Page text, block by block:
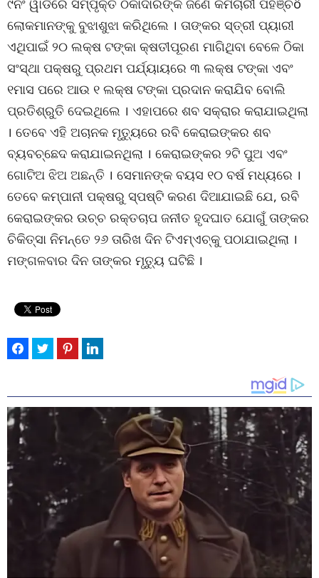
୯ନଂ ୱାର୍ଡରେ ସମ୍ପୃକ୍ତ ଠିକାଦାରଙ୍କ ଜଣେ କର୍ମଚାରୀ ପହଞ୍ଚô
ଲୋକମାନଙ୍କୁ ବୁଝାଶୁଝା କରିଥିଲେ । ତାଙ୍କର ସ୍ତ୍ରୀ ପ୍ୟାରୀ
ଏଥିପାଇଁ ୨୦ ଲକ୍ଷ ଟଙ୍କା କ୍ଷତୀପୂରଣ ମାଗିଥିବା ବେଳେ ଠିକା
ସଂସ୍ଥା ପକ୍ଷରୁ ପ୍ରଥମ ପର୍ଯ୍ୟାୟରେ ୩ ଲକ୍ଷ ଟଙ୍କା ଏବଂ
୧ମାସ ପରେ ଆଉ ୧ ଲକ୍ଷ ଟଙ୍କା ପ୍ରଦାନ କରାଯିବ ବୋଲି
ପ୍ରତିଶ୍ରୁତି ଦେଇଥିଲେ । ଏହାପରେ ଶବ ସକ୍ରାର କରାଯାଇଥିଲା
। ତେବେ ଏହି ଅଚାନକ ମୃତୁ୍ୟରେ ରବି କେରାଇଙ୍କର ଶବ
ବ୍ୟବଚ୍ଛେଦ କରାଯାଇନଥିଲା । କେରାଇଙ୍କର ୨ଟି ପୁଅ ଏବଂ
ଗୋଟିଅ ଝିଅ ଅଛନ୍ତି । ସେମାନଙ୍କ ବୟସ ୧୦ ବର୍ଷ ମଧ୍ୟରେ ।
ତେବେ କମ୍ପାନୀ ପକ୍ଷରୁ ସ୍ପଷ୍ଟି କରଣ ଦିଆଯାଇଛି ଯେ, ରବି
କେରାଇଙ୍କର ଉଚ୍ଚ ରକ୍ତଚାପ ଜନୀତ ହୃଦଘାତ ଯୋଗୁଁ ତାଙ୍କର
ଚିକିତ୍ସା ନିମନ୍ତେ ୨୬ ତାରିଖ ଦିନ ଟିଏମ୍ଏଚ୍କୁ ପଠାଯାଇଥିଲା ।
ମଙ୍ଗଳବାର ଦିନ ତାଙ୍କର ମୃତୁ୍ୟ ଘଟିଛି ।